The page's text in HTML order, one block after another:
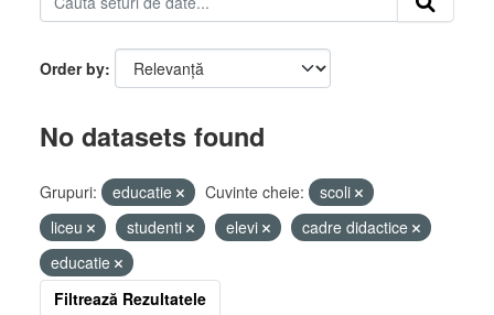
Order by
No datasets found
Grupuri: educatie Cuvinte cheie:
scoli
liceu
studenti elevi
cadre didactice
educatie
Filtrează Rezultatele